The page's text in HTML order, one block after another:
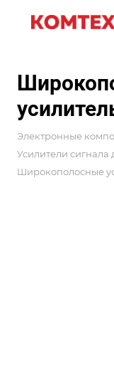
Электронные
Усилители сигнала
Широкополосные